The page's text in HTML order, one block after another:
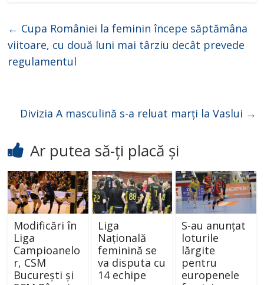
← Cupa României la feminin începe săptămâna
viitoare, cu două luni mai târziu decât prevede
regulamentul
Divizia A masculină s-a reluat marți la Vaslui →
Ar putea să-ți placă și
Modificări în
Liga
Campioanelo
r, CSM
București și
Liga
Națională
feminină se
va disputa cu
14 echipe
S-au anunțat
loturile
lărgite
pentru
europenele